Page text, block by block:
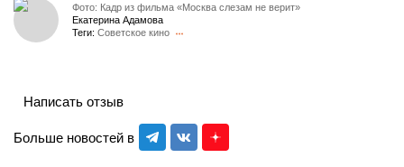
Фото: Кадр из фильма «Москва слезам не верит»
Екатерина Адамова
Теги: Советское кино
Больше новостей в
Написать отзыв